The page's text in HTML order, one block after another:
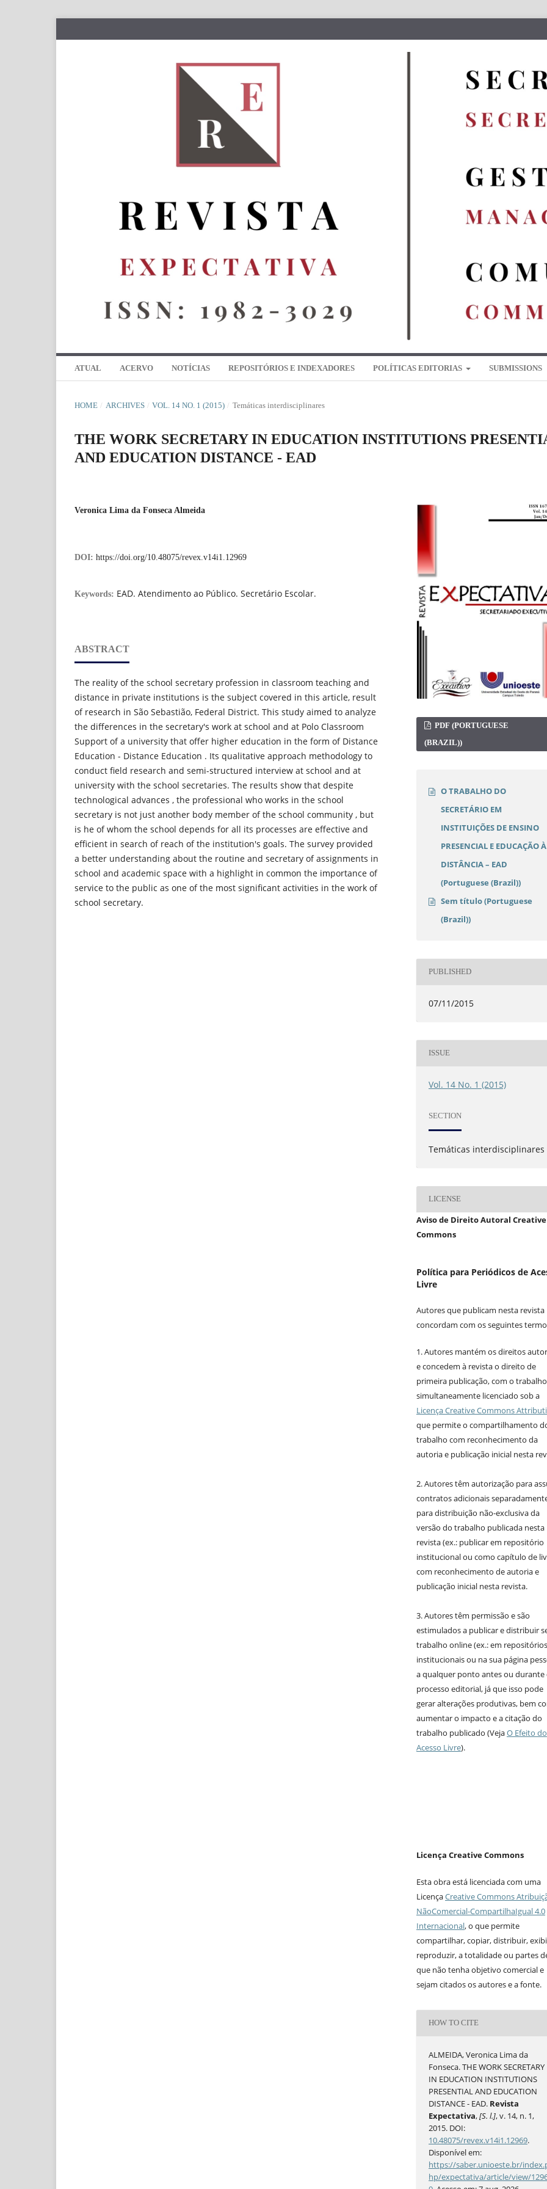
ATUAL ACERVO NOTÍCIAS REPOSITÓRIOS E INDEXADORES POLÍTICAS EDITORIAS SUBMISSIONS
HOME / ARCHIVES / VOL. 14 NO. 1 (2015) / Temáticas interdisciplinares
THE WORK SECRETARY IN EDUCATION INSTITUTIONS
AND EDUCATION DISTANCE - EAD
Veronica Lima da Fonseca Almeida
DOI: https://doi.org/10.48075/revex.v14i1.12969
Keywords: EAD. Atendimento ao Público. Secretário Escolar.
ABSTRACT
The reality of the school secretary profession in classroom teaching and
distance in private institutions is the subject covered in this article, result
of research in São Sebastião, Federal District. This study aimed to analyze
the differences in the secretary's work at school and at Polo Classroom
Support of a university that offer higher education in the form of Distance
Education - Distance Education . Its qualitative approach methodology to
conduct field research and semi-structured interview at school and at
university with the school secretaries. The results show that despite
technological advances , the professional who works in the school
secretary is not just another body member of the school community , but
is he of whom the school depends for all its processes are effective and
efficient in search of reach of the institution's goals. The survey provided
a better understanding about the routine and secretary of assignments in
school and academic space with a highlight in common the importance of
service to the public as one of the most significant activities in the work of
school secretary.
PDF (PORTUGUESE
(BRAZIL))
O TRABALHO DO
SECRETÁRIO EM
INSTITUIÇÕES DE ENSINO
PRESENCIAL E EDUCAÇÃO À
DISTÂNCIA – EAD
(Portuguese (Brazil))
Sem título (Portuguese
(Brazil))
PUBLISHED
07/11/2015
ISSUE
Vol. 14 No. 1 (2015)
SECTION
Temáticas interdisciplinares
LICENSE
Aviso de Direito Autoral Creative
Commons
Política para Periódicos de
Livre
Autores que publicam nesta revista
concordam com os seguintes
1. Autores mantém os direitos
e concedem à revista o direito de
primeira publicação, com o trabalho
simultaneamente licenciado sob a
Licença Creative Commons
que permite o compartilhamento
trabalho com reconhecimento da
autoria e publicação inicial nesta
2. Autores têm autorização para
contratos adicionais
para distribuição não-exclusiva da
versão do trabalho publicada nesta
revista (ex.: publicar em repositório
institucional ou como capítulo de
com reconhecimento de autoria e
publicação inicial nesta revista.
3. Autores têm permissão e são
estimulados a publicar e distribuir
trabalho online (ex.: em repositórios
institucionais ou na sua página
a qualquer ponto antes ou durante
processo editorial, já que isso pode
gerar alterações produtivas, bem
aumentar o impacto e a citação do
trabalho publicado (VejaO Efeito do
Acesso Livre).
Licença Creative Commons
Esta obra está licenciada com uma
LicençaCreative Commons
NãoComercial-CompartilhaIgual 4.0
Internacional, o que permite
compartilhar, copiar, distribuir,
reproduzir, a totalidade ou partes
que não tenha objetivo comercial e
sejam citados os autores e a fonte.
HOW TO CITE
ALMEIDA, Veronica Lima da
Fonseca. THE WORK SECRETARY
IN EDUCATION INSTITUTIONS
PRESENTIAL AND EDUCATION
DISTANCE - EAD. Revista
Expectativa,[S. l.], v. 14, n. 1,
2015. DOI:
10.48075/revex.v14i1.12969.
Disponível em:
https://saber.unioeste.br/
hp/expectativa/article/view/